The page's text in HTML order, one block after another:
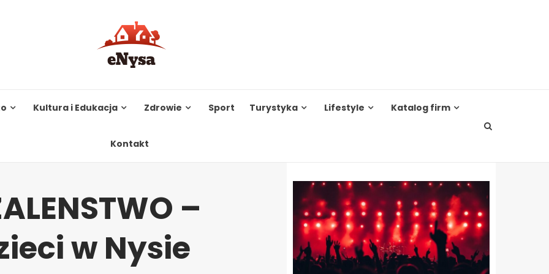
Kultura i Edukacja Zdrowie Sport Turystyka Lifestyle Katalog firm
Kontakt
–
w Nysie